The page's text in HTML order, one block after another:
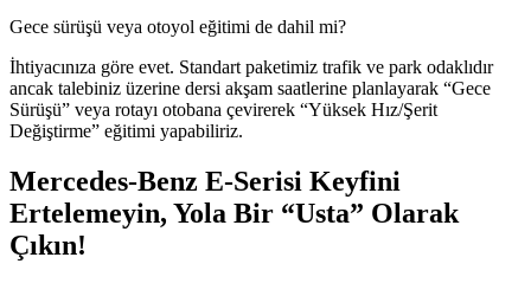
Gece sürüşü veya otoyol eğitimi de dahil mi?
İhtiyacınıza göre evet. Standart paketimiz trafik ve park odaklıdır
ancak talebiniz üzerine dersi akşam saatlerine planlayarak “Gece
Sürüşü” veya rotayı otobana çevirerek “Yüksek Hız/Şerit
Değiştirme” eğitimi yapabiliriz.
Mercedes-Benz E-Serisi Keyfini
Ertelemeyin, Yola Bir “Usta” Olarak
Çıkın!